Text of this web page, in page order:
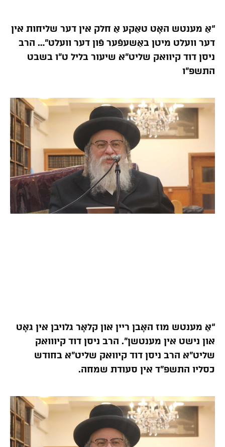
“אַ מענטש האָט טאַקע אַ חלק אין דער שליחות אין
דער וועלט מיטן באַשעפֿער פֿון דער וועלט”… הרב
ניסן דוד קיוואק שליט”א שיעור בליל ט”ו בשבט
התשפ”ו
“אַ מענטש מוז האָבן ריין און קלאָר גלויבן אין גאָט
און נישט אין מענטשן”. הרב ניסן דוד קיווואק
שליט”א הרב ניסן דוד קיוואק שליט”א בחודש
כסליו התשפ”ד אין סעודת שמחה.